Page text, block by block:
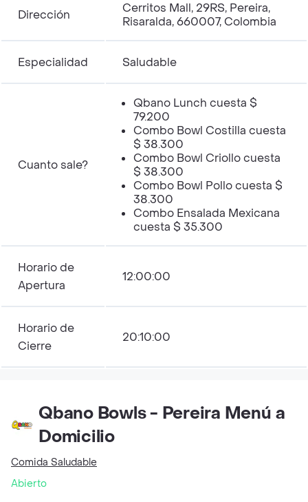
Dirección
Cerritos Mall, 29RS, Pereira,
Risaralda, 660007, Colombia
Especialidad Saludable
Cuanto sale?
Qbano Lunch cuesta $
79.200
Combo Bowl Costilla cuesta
$ 38.300
Combo Bowl Criollo cuesta
$ 38.300
Combo Bowl Pollo cuesta $
38.300
Combo Ensalada Mexicana
cuesta $ 35.300
Horario de
Apertura
12:00:00
Horario de
Cierre
20:10:00
Qbano Bowls - Pereira Menú a
Domicilio
Comida Saludable
Abierto